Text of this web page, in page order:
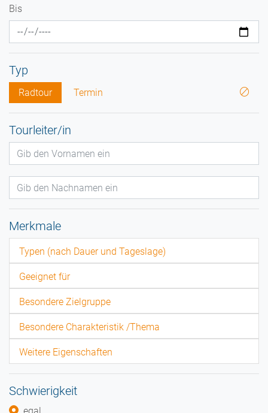
Bis
Typ
Radtour Termin
Tourleiter/in
Merkmale
Typen (nach Dauer und Tageslage)
Geeignet für
Besondere Zielgruppe
Besondere Charakteristik /Thema
Weitere Eigenschaften
Schwierigkeit